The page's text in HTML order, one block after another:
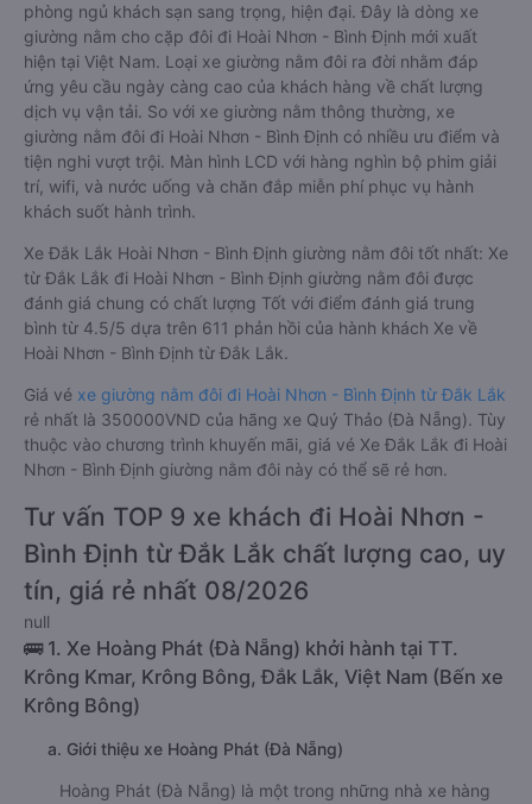
phòng ngủ khách sạn sang trọng, hiện đại. Đây là dòng xe
giường nằm cho cặp đôi đi Hoài Nhơn - Bình Định mới xuất
hiện tại Việt Nam. Loại xe giường nằm đôi ra đời nhằm đáp
ứng yêu cầu ngày càng cao của khách hàng về chất lượng
dịch vụ vận tải. So với xe giường nằm thông thường, xe
giường nằm đôi đi Hoài Nhơn - Bình Định có nhiều ưu điểm và
tiện nghi vượt trội. Màn hình LCD với hàng nghìn bộ phim giải
trí, wifi, và nước uống và chăn đắp miễn phí phục vụ hành
khách suốt hành trình.
Xe Đắk Lắk Hoài Nhơn - Bình Định giường nằm đôi tốt nhất: Xe
từ Đắk Lắk đi Hoài Nhơn - Bình Định giường nằm đôi được
đánh giá chung có chất lượng Tốt với điểm đánh giá trung
bình từ 4.5/5 dựa trên 611 phản hồi của hành khách Xe về
Hoài Nhơn - Bình Định từ Đắk Lắk.
Giá vé xe giường nằm đôi đi Hoài Nhơn - Bình Định từ Đắk Lắk
rẻ nhất là 350000VND của hãng xe Quý Thảo (Đà Nẵng). Tùy
thuộc vào chương trình khuyến mãi, giá vé Xe Đắk Lắk đi Hoài
Nhơn - Bình Định giường nằm đôi này có thể sẽ rẻ hơn.
Tư vấn TOP 9 xe khách đi Hoài Nhơn -
Bình Định từ Đắk Lắk chất lượng cao, uy
tín, giá rẻ nhất 08/2026
null
🚌 1. Xe Hoàng Phát (Đà Nẵng) khởi hành tại TT.
Krông Kmar, Krông Bông, Đắk Lắk, Việt Nam (Bến xe
Krông Bông)
a. Giới thiệu xe Hoàng Phát (Đà Nẵng)
Hoàng Phát (Đà Nẵng) là một trong những nhà xe hàng